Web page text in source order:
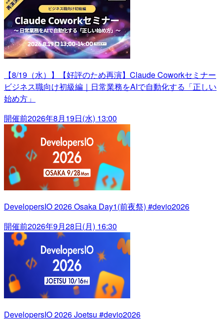
【8/19（水）】【好評のため再演】Claude Coworkセミナー
ビジネス職向け初級編｜日常業務をAIで自動化する「正しい
始め方」
開催前2026年8月19日(水) 13:00
DevelopersIO 2026 Osaka Day1(前夜祭) #devio2026
開催前2026年9月28日(月) 16:30
DevelopersIO 2026 Joetsu #devio2026